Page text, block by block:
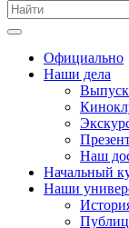
Официально
Наши дела
Наш
Начальный
Наши